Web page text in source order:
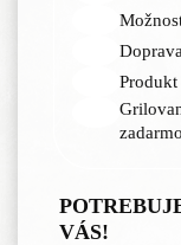
Doprava
VÁS!